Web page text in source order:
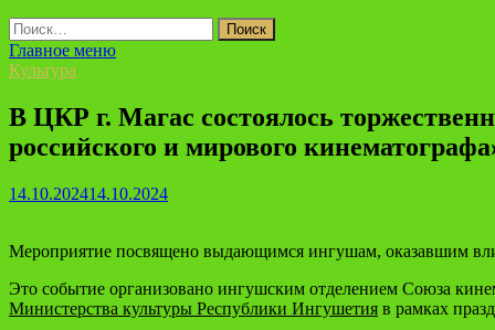
Найти:
Главное меню
Культура
В ЦКР г. Магас состоялось
российского и мирового
14.10.202414.10.2024
Мероприятие посвящено выдающимся ингушам, оказавшим
Это событие организовано ингушским отделением Союза
Министерства культуры Республики Ингушетия в рамках